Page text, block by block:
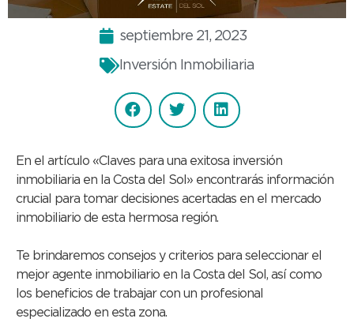
septiembre 21, 2023
Inversión Inmobiliaria
En el artículo «Claves para una exitosa inversión
inmobiliaria en la Costa del Sol» encontrarás información
crucial para tomar decisiones acertadas en el mercado
inmobiliario de esta hermosa región.
Te brindaremos consejos y criterios para seleccionar el
mejor agente inmobiliario en la Costa del Sol, así como
los beneficios de trabajar con un profesional
especializado en esta zona.